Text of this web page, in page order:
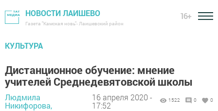
НОВОСТИ ЛАИШЕВО
Газета "Камская новь"- Лаишевский район
16+
КУЛЬТУРА
Дистанционное обучение: мнение
учителей Среднедевятовской школы
Людмила
Никифорова,
16 апреля 2020 -
17:52
1522 0 0